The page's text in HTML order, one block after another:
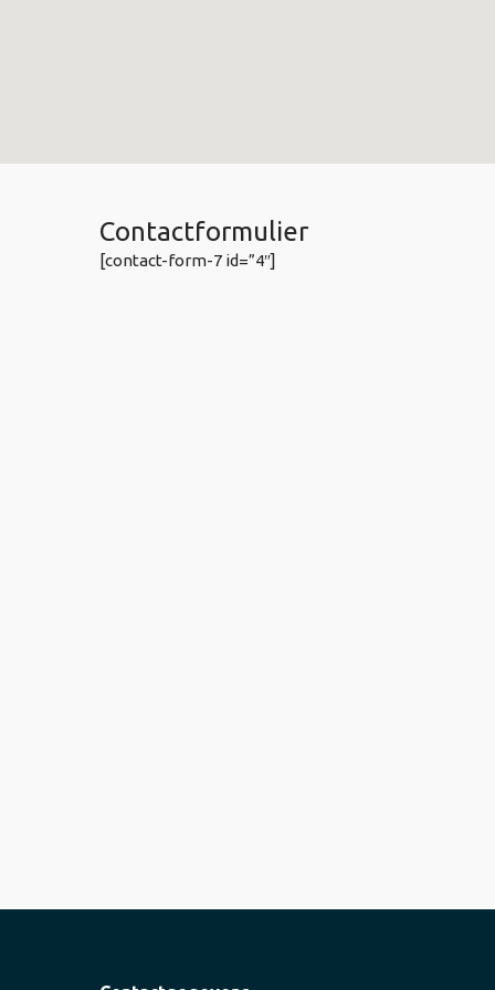
Contactformulier
[contact-form-7 id=”4″]